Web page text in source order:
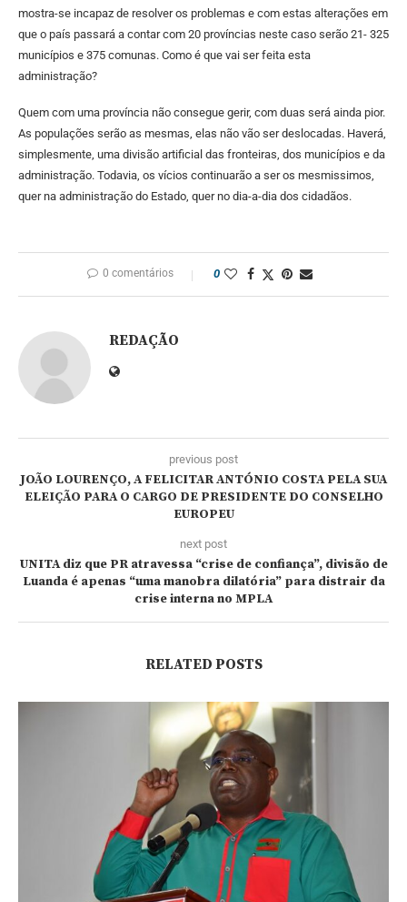
mostra-se incapaz de resolver os problemas e com estas alterações em
que o país passará a contar com 20 províncias neste caso serão 21- 325
municípios e 375 comunas. Como é que vai ser feita esta
administração?
Quem com uma província não consegue gerir, com duas será ainda pior.
As populações serão as mesmas, elas não vão ser deslocadas. Haverá,
simplesmente, uma divisão artificial das fronteiras, dos municípios e da
administração. Todavia, os vícios continuarão a ser os mesmissimos,
quer na administração do Estado, quer no dia-a-dia dos cidadãos.
0 comentários 0
REDAÇÃO
previous post
JOÃO LOURENÇO, A FELICITAR ANTÓNIO COSTA PELA SUA
ELEIÇÃO PARA O CARGO DE PRESIDENTE DO CONSELHO
EUROPEU
next post
UNITA diz que PR atravessa “crise de confiança”, divisão de
Luanda é apenas “uma manobra dilatória” para distrair da
crise interna no MPLA
RELATED POSTS